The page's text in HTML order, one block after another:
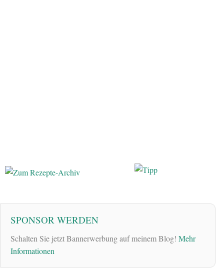
SPONSOR WERDEN
Schalten Sie jetzt Bannerwerbung auf meinem Blog! Mehr
Informationen